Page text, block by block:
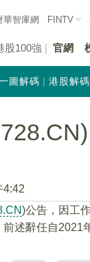
華智庫網 FINTV
股100強 官網
圖解碼 港股解碼
4:42
)公告，因工
述辭任自2021